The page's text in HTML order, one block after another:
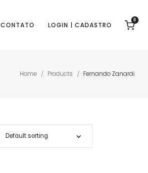
CONTATO LOGIN | CADASTRO
0
Home / Products / Fernando Zanardi